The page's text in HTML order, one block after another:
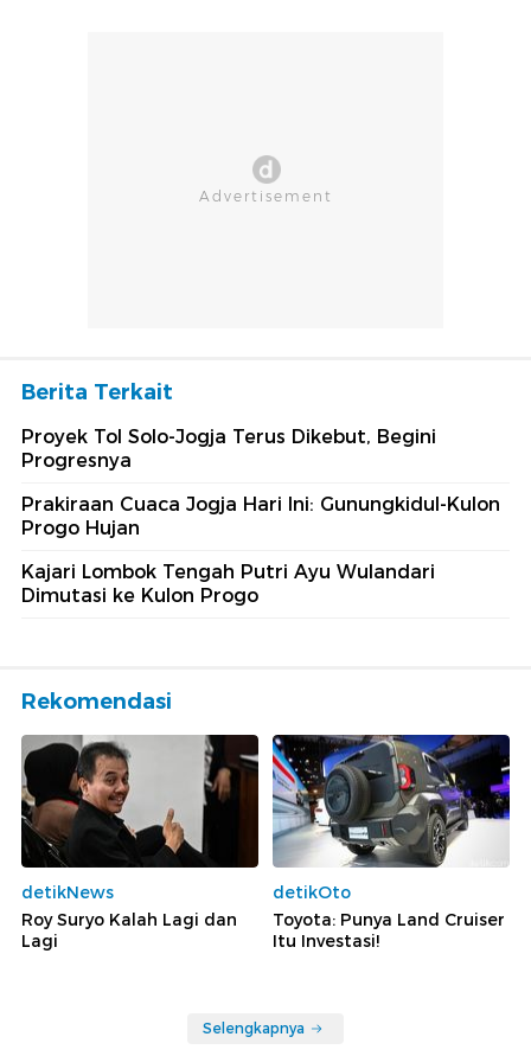
Berita Terkait
Proyek Tol Solo-Jogja Terus Dikebut, Begini
Progresnya
Prakiraan Cuaca Jogja Hari Ini: Gunungkidul-Kulon
Progo Hujan
Kajari Lombok Tengah Putri Ayu Wulandari
Dimutasi ke Kulon Progo
Rekomendasi
detikNews
Roy Suryo Kalah Lagi dan
Lagi
detikOto
Toyota: Punya Land Cruiser
Itu Investasi!
Selengkapnya